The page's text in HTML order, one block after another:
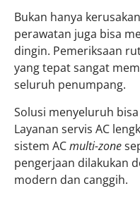
Bukan hanya
perawatan juga bisa
dingin. Pemeriksaan
yang tepat sangat
seluruh penumpang.
Solusi menyeluruh
Layanan servis AC
sistem ACmulti-zone
pengerjaan dilakukan
modern dan canggih.